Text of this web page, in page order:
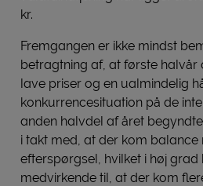
kr.
Fremgangen er ikke mindst
betragtning af, at første
lave priser og en ualmindelig
konkurrencesituation på de
anden halvdel af året
i takt med, at der kom
efterspørgsel, hvilket i høj
medvirkende til, at der kom